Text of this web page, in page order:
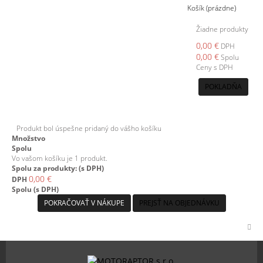
Košík(prázdne)
Žiadne produkty
0,00 € DPH
0,00 €Spolu
Ceny s DPH
POKLADŇA
Produkt bol úspešne pridaný do vášho košíku
Množstvo
Spolu
Vo vašom košíku je 1 produkt.
Spolu za produkty: (s DPH)
DPH 0,00 €
Spolu (s DPH)
POKRAČOVAŤ V NÁKUPE
PREJSŤ NA OBJEDNÁVKU